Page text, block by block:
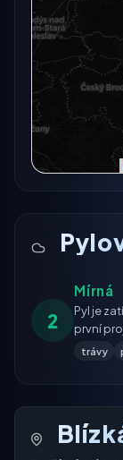
Zkusit
2
Mírná
Pyl je
první
trávy